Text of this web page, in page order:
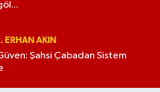
ERHAN AKIN
Şahsi Çabadan Sistem